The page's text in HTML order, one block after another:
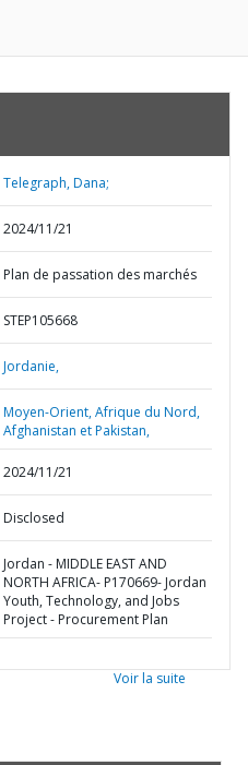
Telegraph, Dana;
2024/11/21
Plan de passation des marchés
STEP105668
Jordanie,
Moyen-Orient, Afrique du Nord,
Afghanistan et Pakistan,
2024/11/21
Disclosed
Jordan - MIDDLE EAST AND
NORTH AFRICA- P170669- Jordan
Youth, Technology, and Jobs
Project - Procurement Plan
Voir la suite